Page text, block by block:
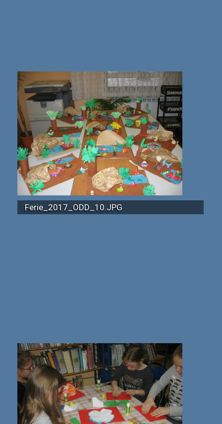
Ferie_2017_ODD_10.JPG